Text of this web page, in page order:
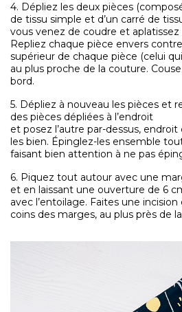
4. Dépliez les deux pièces
de tissu simple et d’un carré de
vous venez de coudre et aplatissez
Repliez chaque pièce envers
supérieur de chaque pièce (celui
au plus proche de la couture.
bord.
5. Dépliez à nouveau les pièces et
des pièces dépliées à l’endroit
et posez l’autre par-dessus,
les bien. Épinglez-les ensemble
faisant bien attention à ne pas
6. Piquez tout autour avec une
et en laissant une ouverture de 6
avec l’entoilage. Faites une
coins des marges, au plus près de